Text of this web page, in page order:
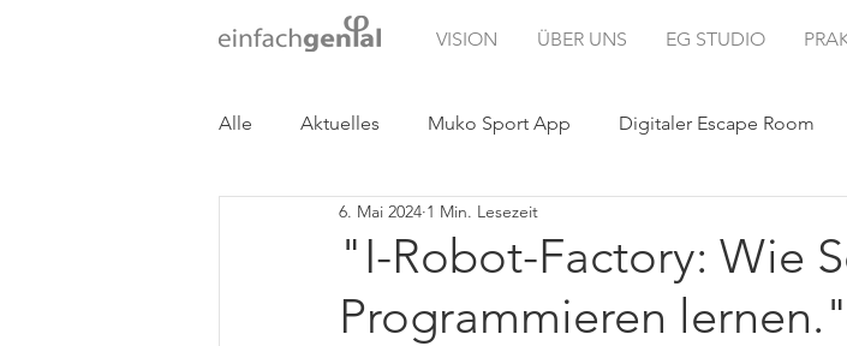
VISION ÜBER UNS EG STUDIO
Alle Aktuelles Muko Sport App Digitaler Escape Room
Cora - Company Rallye
"I-Robot-Factory: Wie
Programmieren lernen."
6. Mai 2024 1 Min. Lesezeit